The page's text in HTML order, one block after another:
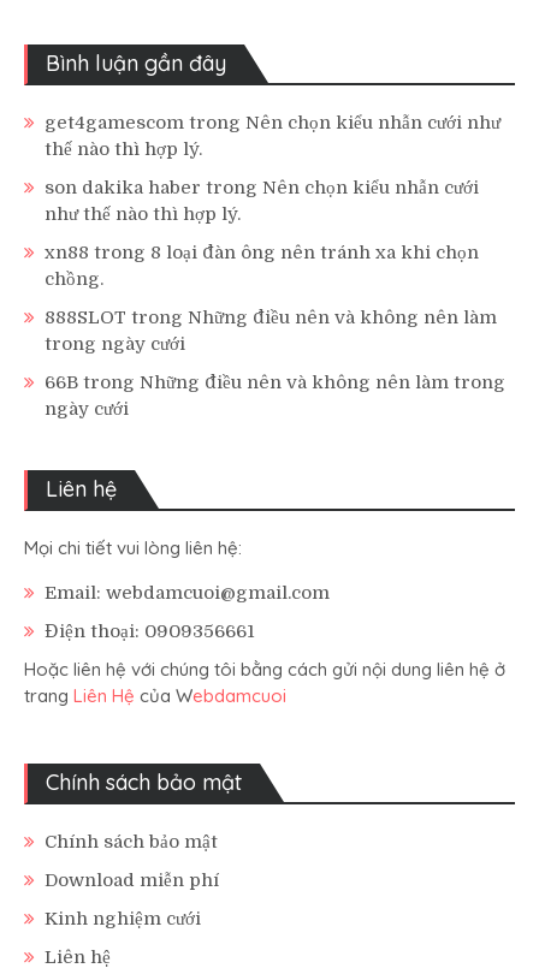
Bình luận gần đây
get4gamescom trong Nên chọn kiểu nhẫn cưới như
thế nào thì hợp lý.
son dakika haber trong Nên chọn kiểu nhẫn cưới
như thế nào thì hợp lý.
xn88 trong 8 loại đàn ông nên tránh xa khi chọn
chồng.
888SLOT trong Những điều nên và không nên làm
trong ngày cưới
66B trong Những điều nên và không nên làm trong
ngày cưới
Liên hệ
Mọi chi tiết vui lòng liên hệ:
Email: webdamcuoi@gmail.com
Điện thoại: 0909356661
Hoặc liên hệ với chúng tôi bằng cách gửi nội dung liên hệ ở
trang Liên Hệ của Webdamcuoi
Chính sách bảo mật
Chính sách bảo mật
Download miễn phí
Kinh nghiệm cưới
Liên hệ